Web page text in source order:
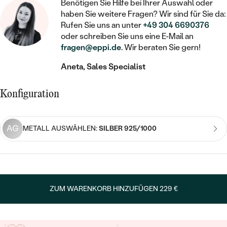
MIT FÜLLUNG
IM SET
LAB GROWN DIAMANTEN ZUM
EINFASSEN
FARBIGE DIAMANTEN ZUM EINFASSEN
MIT LAB GROWN DIAMANT
MIT MOISSANIT
MIT SCHWARZEN DIAMANTEN
SCHMUCK FÜR KINDER
BROSCHEN
SCHMUCKZUBEHÖR
NACH MATERIAL
GOLD
SILBER
DIAMANTSCHMUCK
KINDER
PIERCINGS
MIT DIAMANT
PERLENOHRRINGE
PREISWERTE
MEDAILLON
KETTEN
HERZKETTEN
MIT TIEREN
NACH EDELSTEIN
MIT DIAMANT
PERLENKETTEN
NACH PREIS
SIEGELRINGE
PERSONALISIERT
MIT EDELSTEIN
PERLENRINGE
NACH PREIS
PREISWERTE
Benötigen Sie Hilfe bei Ihrer Auswahl oder
haben Sie weitere Fragen? Wir sind für Sie da:
Rufen Sie uns an unter+49 304 6690376
oder schreiben Sie uns eine E-Mail an
fragen@eppi.de. Wir beraten Sie gern!
Aneta, Sales Specialist
Konfiguration
AG METALL AUSWÄHLEN:SILBER 925/1000
ZUM WARENKORB HINZUFÜGEN 229 €